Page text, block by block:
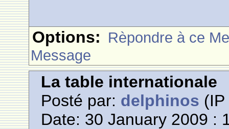
Options: Rèpondre à ce
Message
La table internationale
Posté par: delphinos
Date: 30 January 2009 :